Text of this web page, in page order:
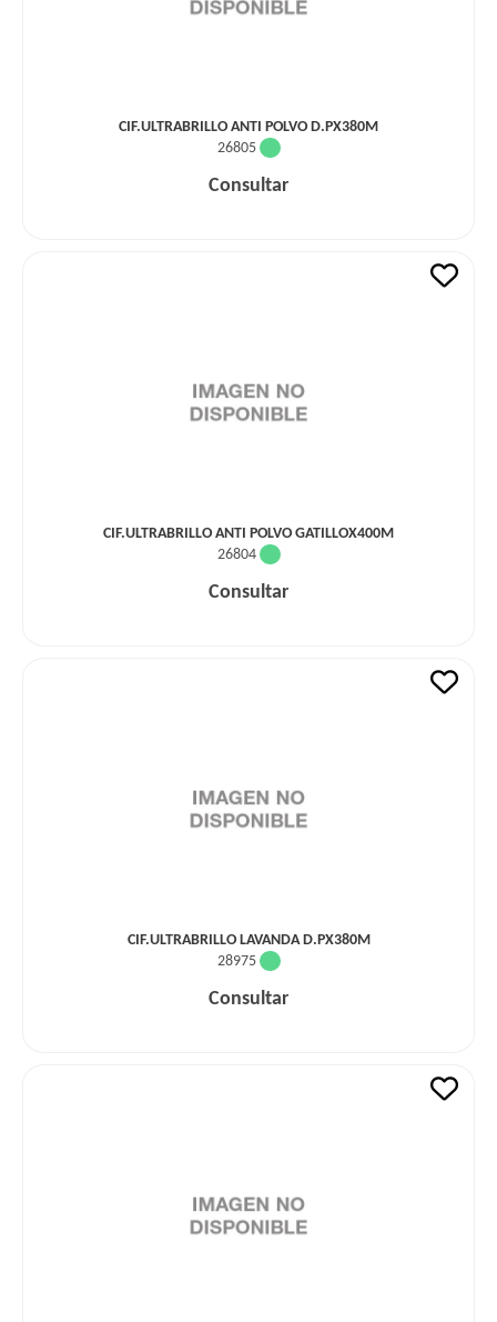
CIF.ULTRABRILLO ANTI POLVO D.PX380M
26805
Consultar
CIF.ULTRABRILLO ANTI POLVO GATILLOX400M
26804
Consultar
CIF.ULTRABRILLO LAVANDA D.PX380M
28975
Consultar